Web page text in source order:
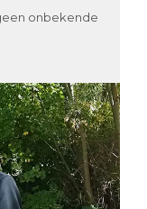
onbekende